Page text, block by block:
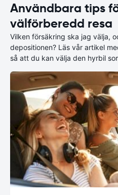
Användbara tips
välförberedd resa
Vilken försäkring ska jag välja,
depositionen? Läs vår artikel
så att du kan välja den hyrbil